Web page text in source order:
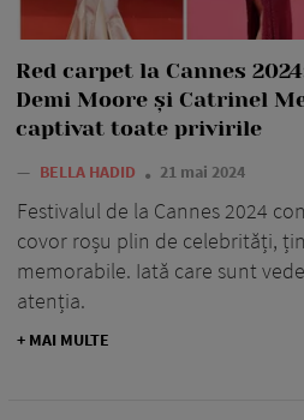
Red carpet la Cannes
Demi Moore și Catrinel
captivat toate privirile
— BELLA HADID 21 mai 2024
Festivalul de la Cannes 2024
covor roșu plin de celebrități,
memorabile. Iată care sunt
atenția.
+ MAI MULTE